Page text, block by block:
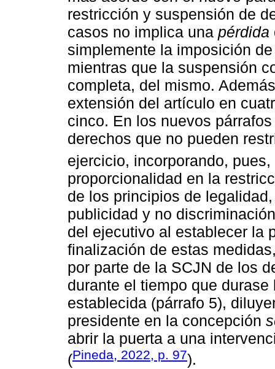
restricción y suspensión de
casos no implica una pérdida
simplemente la imposición
mientras que la suspensión
completa, del mismo.
extensión del artículo en
cinco. En los nuevos
derechos que no pueden
ejercicio, incorporando,
proporcionalidad en la
de los principios de
publicidad y no
del ejecutivo al establecer la
finalización de estas
por parte de la SCJN de los
durante el tiempo que
establecida (párrafo 5),
presidente en la concepción
abrir la puerta a una
(Pineda, 2022, p. 97).